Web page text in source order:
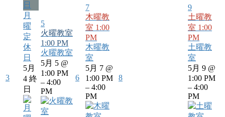
3
日
月
曜
定
休
日
5月
4 終
日
5
火曜教室
1:00 PM
火曜教室
5月 5 @
1:00 PM
– 4:00
PM
6
7
木曜教
室 1:00
PM
木曜教
室
5月 7 @
1:00 PM
– 4:00
PM
8
9
土曜教
室 1:00
PM
土曜教
室
5月 9 @
1:00 PM
– 4:00
PM